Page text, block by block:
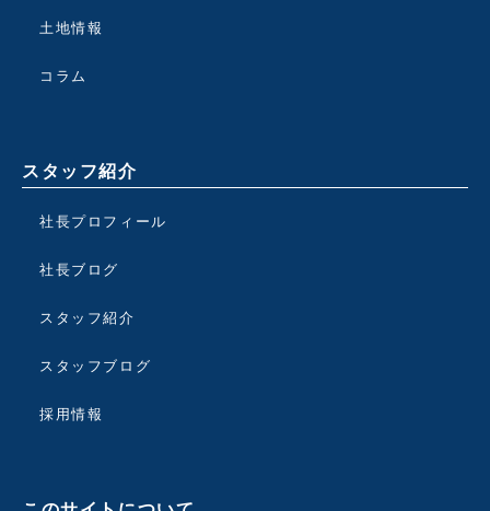
土地情報
コラム
スタッフ紹介
社長プロフィール
社長ブログ
スタッフ紹介
スタッフブログ
採用情報